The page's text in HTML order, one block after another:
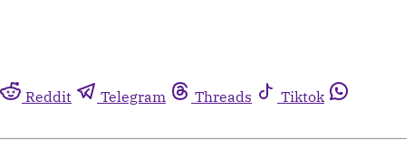
Reddit Telegram Threads
Tiktok